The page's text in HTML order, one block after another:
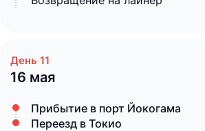
16 мая
Прибытие в порт Йокогама
Переезд в Токио